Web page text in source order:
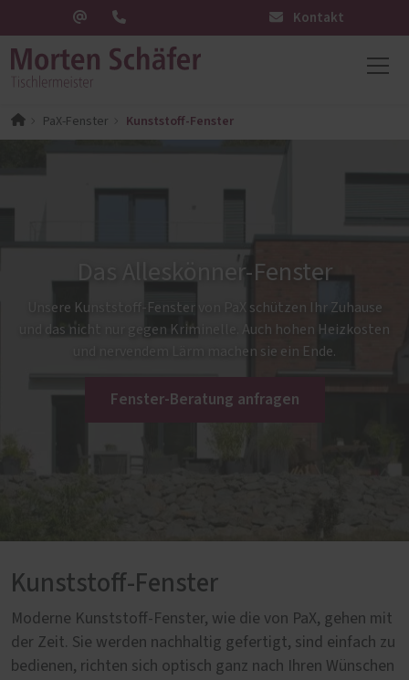
Kontakt
PaX-Fenster Kunststoff-Fenster
Das Alleskönner-Fenster
Unsere Kunststoff-Fenster von PaX schützen Ihr Zuhause
und das nicht nur gegen Kriminelle. Auch hohen Heizkosten
und nervendem Lärm machen sie ein Ende.
Fenster-Beratung anfragen
Kunststoff-Fenster
Moderne Kunststoff-Fenster, wie die von PaX, gehen mit
der Zeit. Sie werden nachhaltig gefertigt, sind einfach zu
bedienen, richten sich optisch ganz nach Ihren Wünschen